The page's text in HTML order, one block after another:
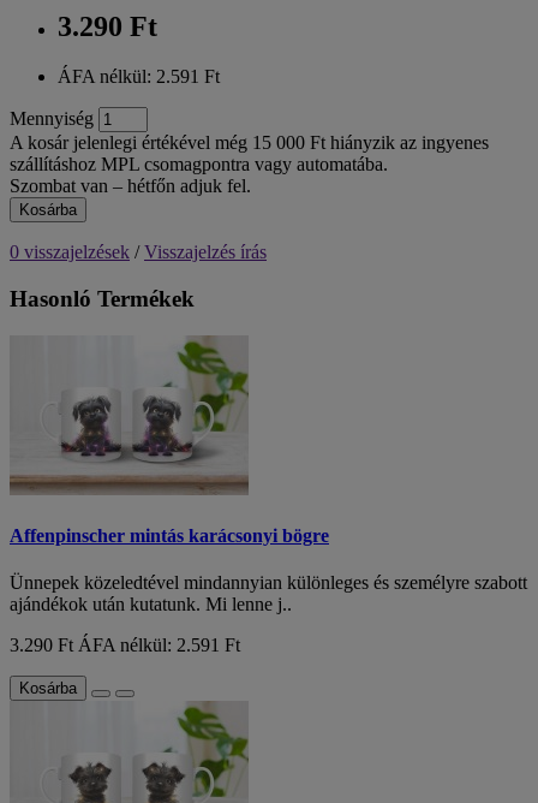
3.290 Ft
ÁFA nélkül: 2.591 Ft
Mennyiség
A kosár jelenlegi értékével még 15 000 Ft hiányzik az ingyenes
szállításhoz MPL csomagpontra vagy automatába.
Szombat van – hétfőn adjuk fel.
Kosárba
0 visszajelzések /Visszajelzés írás
Hasonló Termékek
Affenpinscher mintás karácsonyi bögre
Ünnepek közeledtével mindannyian különleges és személyre szabott
ajándékok után kutatunk. Mi lenne j..
3.290 Ft ÁFA nélkül: 2.591 Ft
Kosárba